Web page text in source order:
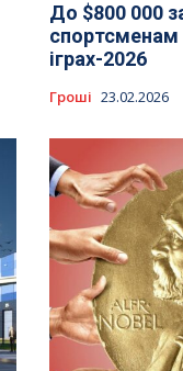
До $800 000
спортсменам
іграх-2026
Гроші 23.02.2026